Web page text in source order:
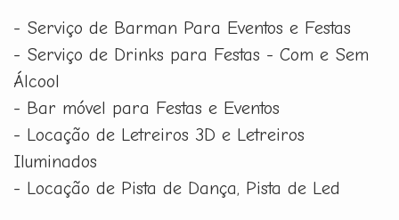
- Serviço de Barman Para Eventos e Festas
- Serviço de Drinks para Festas - Com e Sem
Álcool
- Bar móvel para Festas e Eventos
- Locação de Letreiros 3D e Letreiros
Iluminados
- Locação de Pista de Dança, Pista de Led